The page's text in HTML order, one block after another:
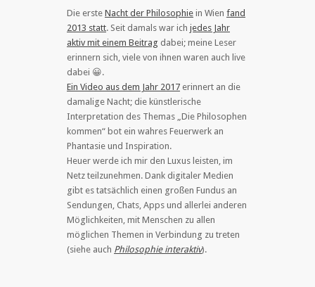
Die erste Nacht der Philosophie in Wien fand
2013 statt. Seit damals war ich jedes Jahr
aktiv mit einem Beitrag dabei; meine Leser
erinnern sich, viele von ihnen waren auch live
dabei 😀.
Ein Video aus dem Jahr 2017 erinnert an die
damalige Nacht; die künstlerische
Interpretation des Themas „Die Philosophen
kommen“ bot ein wahres Feuerwerk an
Phantasie und Inspiration.
Heuer werde ich mir den Luxus leisten, im
Netz teilzunehmen. Dank digitaler Medien
gibt es tatsächlich einen großen Fundus an
Sendungen, Chats, Apps und allerlei anderen
Möglichkeiten, mit Menschen zu allen
möglichen Themen in Verbindung zu treten
(siehe auch Philosophie interaktiv).